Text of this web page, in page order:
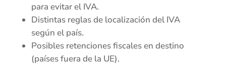
para evitar el IVA.
Distintas reglas de localización del IVA
según el país.
Posibles retenciones fiscales en destino
(países fuera de la UE).